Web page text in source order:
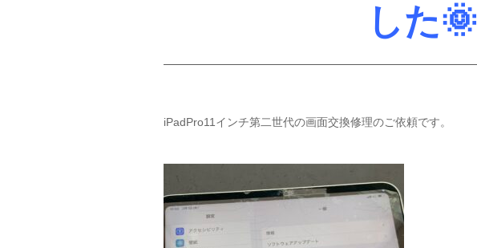
した🌞
iPadPro11インチ第二世代の画面交換修理のご依頼です。